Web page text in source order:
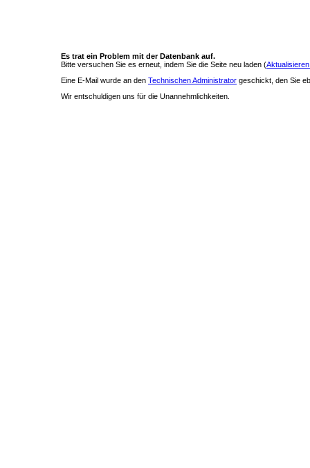
Es trat ein Problem mit der Datenbank auf.
Bitte versuchen Sie es erneut, indem Sie die Seite neu laden (
Eine E-Mail wurde an den Technischen Administrator geschickt, den Sie
Wir entschuldigen uns für die Unannehmlichkeiten.